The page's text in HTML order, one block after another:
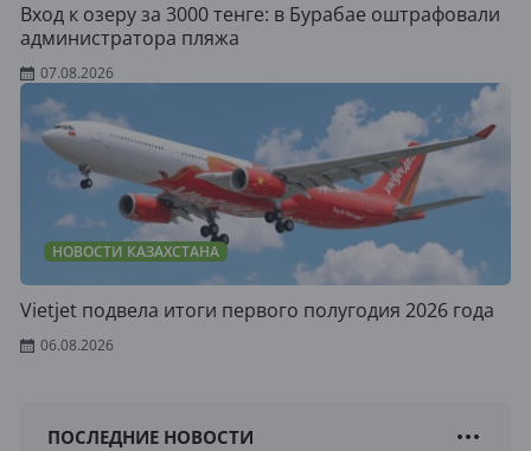
Вход к озеру за 3000 тенге: в Бурабае оштрафовали
администратора пляжа
07.08.2026
НОВОСТИ КАЗАХСТАНА
Vietjet подвела итоги первого полугодия 2026 года
06.08.2026
ПОСЛЕДНИЕ НОВОСТИ